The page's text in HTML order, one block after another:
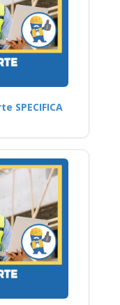
SPECIFICA